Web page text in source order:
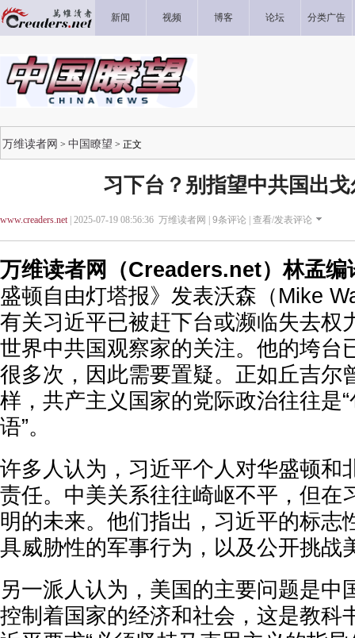
新闻 视频 博客 论坛 分类广告
万维读者网 > 中国瞭望 > 正文
习下台？别指望中共国出
www.creaders.net| 2025-07-19 08:56:36 万维读者网 | 9条评论 | 查看/发表评论
万维读者网（Creaders.net）林孟编
盛顿自由灯塔报》发表沃森（Mike
有关习近平已被赶下台或濒临失去权
世界中共国观察家的关注。他的垮台
很多次，因此需要置疑。正如丘吉尔
样，共产主义国家的党际政治往往是
语”。
许多人认为，习近平个人对华盛顿和
责任。中美关系往往崎岖不平，但在
明的未来。他们指出，习近平的标志
具威胁性的军事行为，以及公开挑战
另一派人认为，美国的主要问题是中
控制着国家的经济和社会，这是教科